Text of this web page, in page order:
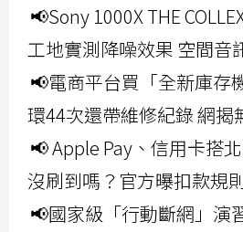
📢Sony 1000X THE
工地實測降噪效果 空間音
📢電商平台買「全新庫存
環44次還帶維修紀錄 網揭
📢 Apple Pay、信用卡搭
沒刷到嗎？官方曝扣款規
📢國家級「行動斷網」演